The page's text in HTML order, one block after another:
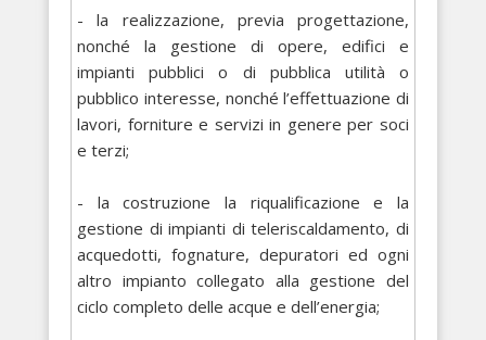
- la realizzazione, previa progettazione,
nonché la gestione di opere, edifici e
impianti pubblici o di pubblica utilità o
pubblico interesse, nonché l’effettuazione di
lavori, forniture e servizi in genere per soci
e terzi;
- la costruzione la riqualificazione e la
gestione di impianti di teleriscaldamento, di
acquedotti, fognature, depuratori ed ogni
altro impianto collegato alla gestione del
ciclo completo delle acque e dell’energia;